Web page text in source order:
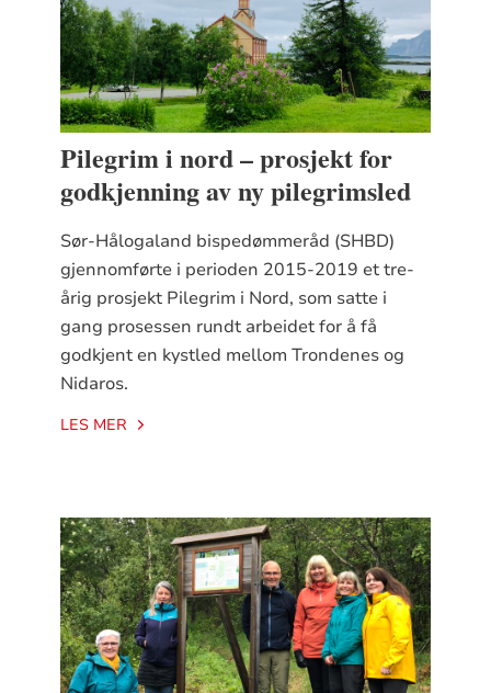
Pilegrim i nord – prosjekt for
godkjenning av ny pilegrimsled
Sør-Hålogaland bispedømmeråd (SHBD)
gjennomførte i perioden 2015-2019 et tre-
årig prosjekt Pilegrim i Nord, som satte i
gang prosessen rundt arbeidet for å få
godkjent en kystled mellom Trondenes og
Nidaros.
LES MER